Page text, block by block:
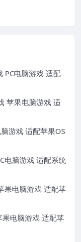
PC电脑游戏 适配
苹果电脑游戏 适
游戏 适配苹果OS
电脑游戏 适配系统
果电脑游戏 适配苹
电脑游戏 适配苹